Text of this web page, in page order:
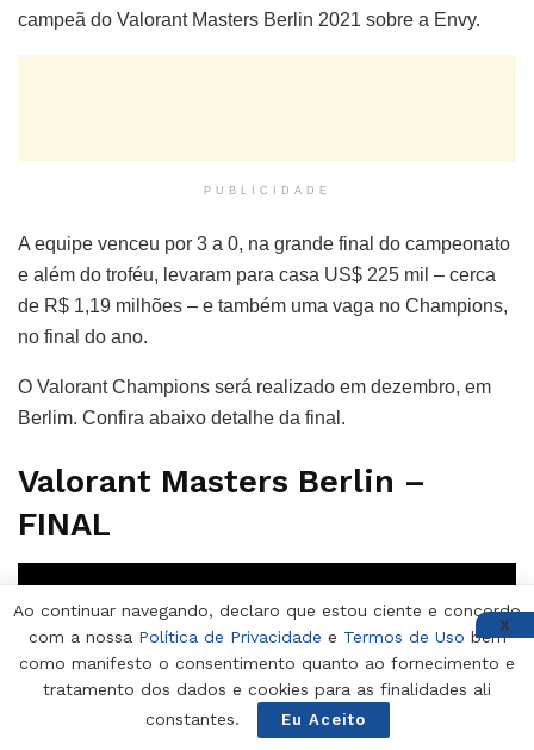
campeã do Valorant Masters Berlin 2021 sobre a Envy.
PUBLICIDADE
A equipe venceu por 3 a 0, na grande final do campeonato
e além do troféu, levaram para casa US$ 225 mil – cerca
de R$ 1,19 milhões – e também uma vaga no Champions,
no final do ano.
O Valorant Champions será realizado em dezembro, em
Berlim. Confira abaixo detalhe da final.
Valorant Masters Berlin –
FINAL
Ao continuar navegando, declaro que estou ciente e concordo
com a nossa Política de Privacidade e Termos de Uso bem
como manifesto o consentimento quanto ao fornecimento e
tratamento dos dados e cookies para as finalidades ali
constantes.
Eu Aceito
X